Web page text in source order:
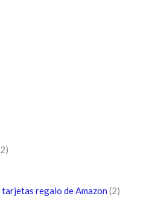
tarjetas regalo de Amazon (2)